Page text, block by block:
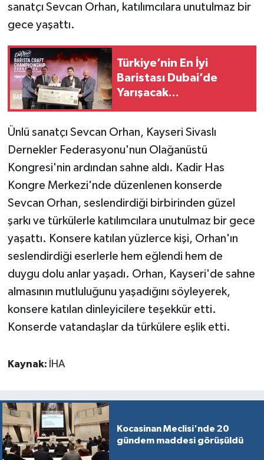
sanatçı Sevcan Orhan, katılımcılara unutulmaz bir
gece yaşattı.
Türkiye’nin En İyi
Baristası Dubai’de
Yarışacak...
Ünlü sanatçı Sevcan Orhan, Kayseri Sivaslı
Dernekler Federasyonu'nun Olağanüstü
Kongresi'nin ardından sahne aldı. Kadir Has
Kongre Merkezi'nde düzenlenen konserde
Sevcan Orhan, seslendirdiği birbirinden güzel
şarkı ve türkülerle katılımcılara unutulmaz bir gece
yaşattı. Konsere katılan yüzlerce kişi, Orhan'ın
seslendirdiği eserlerle hem eğlendi hem de
duygu dolu anlar yaşadı. Orhan, Kayseri'de sahne
almasının mutluluğunu yaşadığını söyleyerek,
konsere katılan dinleyicilere teşekkür etti.
Konserde vatandaşlar da türkülere eşlik etti.
Kaynak: İHA
Kocasinan Meclisi'nde 20
gündem maddesi görüşüldü